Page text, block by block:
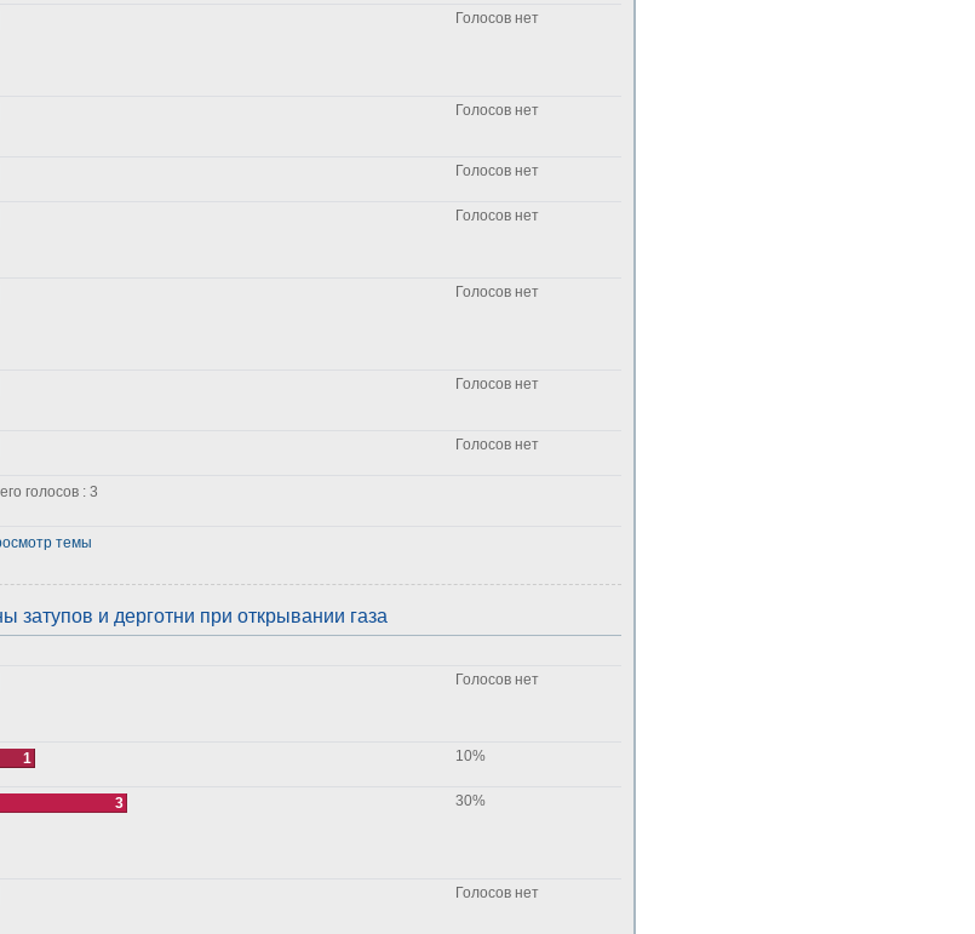
Голосов нет
Голосов нет
Голосов нет
Голосов нет
Голосов нет
Голосов нет
Голосов нет
голосов : 3
темы
затупов и дерготни при открывании газа
Голосов нет
1 10%
3 30%
Голосов нет